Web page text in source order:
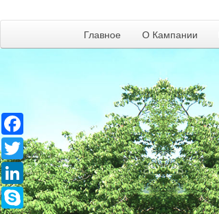
Главное О Кампании
Twitter
LinkedIn
Skype